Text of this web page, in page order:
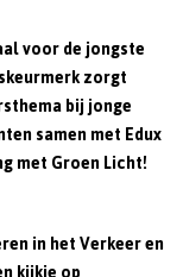
voor de jongste
zorgt
bij jonge
samen met Edux
met Groen Licht!
in het Verkeer en